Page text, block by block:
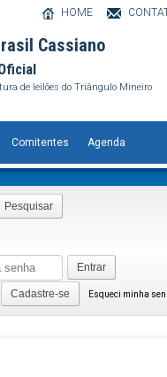
Cassiano
de leilões do Triângulo Mineiro
HOME
Comitentes Agenda
Pesquisar
Entrar
Esqueci minha
Cadastre-se